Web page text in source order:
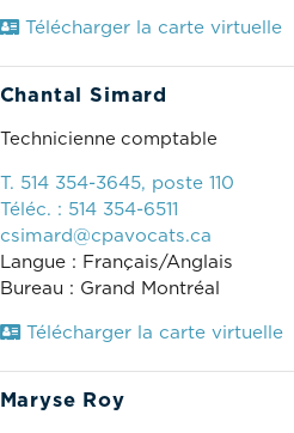
Télécharger la carte virtuelle
Chantal Simard
Technicienne comptable
T. 514 354-3645, poste 110
Téléc. : 514 354-6511
csimard@cpavocats.ca
Langue : Français/Anglais
Bureau : Grand Montréal
Télécharger la carte virtuelle
Maryse Roy